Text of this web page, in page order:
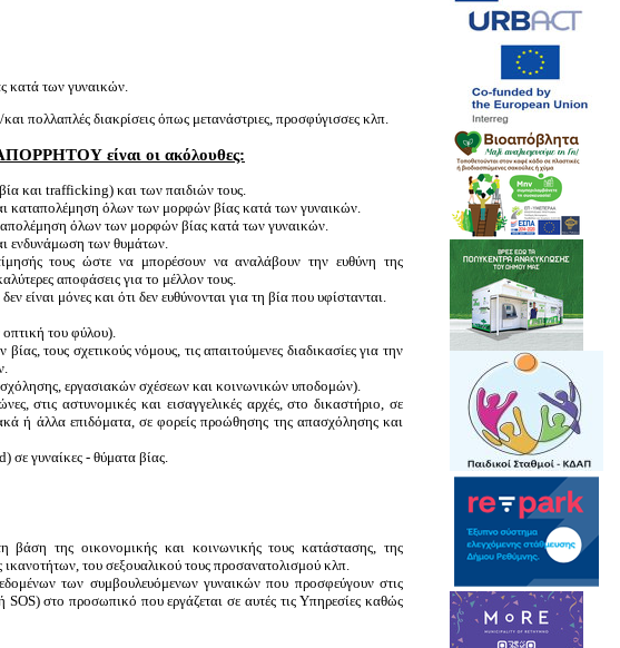
κατά των γυναικών.
πολλαπλές διακρίσεις όπως μετανάστριες, προσφύγισσες κλπ.
ΑΠΟΡΡΗΤΟΥ είναι οι ακόλουθες:
και trafficking) και των παιδιών τους.
καταπολέμηση όλων των μορφών βίας κατά των γυναικών.
όλων των μορφών βίας κατά των γυναικών.
ενδυνάμωση των θυμάτων.
τους ώστε να μπορέσουν να αναλάβουν την ευθύνη της
αποφάσεις για το μέλλον τους.
μόνες και ότι δεν ευθύνονται για τη βία που υφίστανται.
του φύλου).
τους σχετικούς νόμους, τις απαιτούμενες διαδικασίες για την
εργασιακών σχέσεων και κοινωνικών υποδομών).
στις αστυνομικές και εισαγγελικές αρχές, στο δικαστήριο, σε
ή άλλα επιδόματα, σε φορείς προώθησης της απασχόλησης και
σε γυναίκες - θύματα βίας.
βάση της οικονομικής και κοινωνικής τους κατάστασης, της
του σεξουαλικού τους προσανατολισμού κλπ.
των συμβουλευόμενων γυναικών που προσφεύγουν στις
στο προσωπικό που εργάζεται σε αυτές τις Υπηρεσίες καθώς